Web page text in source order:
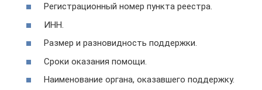
Регистрационный номер пункта реестра.
ИНН.
Размер и разновидность поддержки.
Сроки оказания помощи.
Наименование органа, оказавшего поддержку.